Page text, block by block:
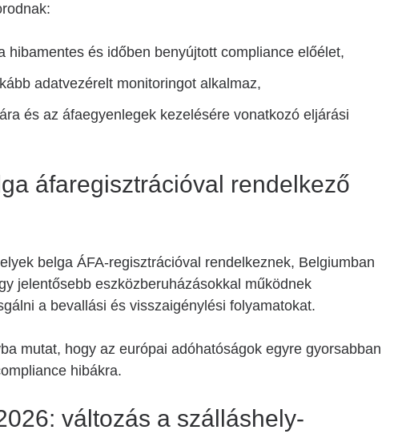
hibamentes és időben benyújtott compliance előélet,
adatvezérelt monitoringot alkalmaz,
és az áfaegyenlegek kezelésére vonatkozó eljárási
áfaregisztrációval rendelkező
belga ÁFA-regisztrációval rendelkeznek, Belgiumban
jelentősebb eszközberuházásokkal működnek
a bevallási és visszaigénylési folyamatokat.
mutat, hogy az európai adóhatóságok egyre gyorsabban
hibákra.
változás a szálláshely-